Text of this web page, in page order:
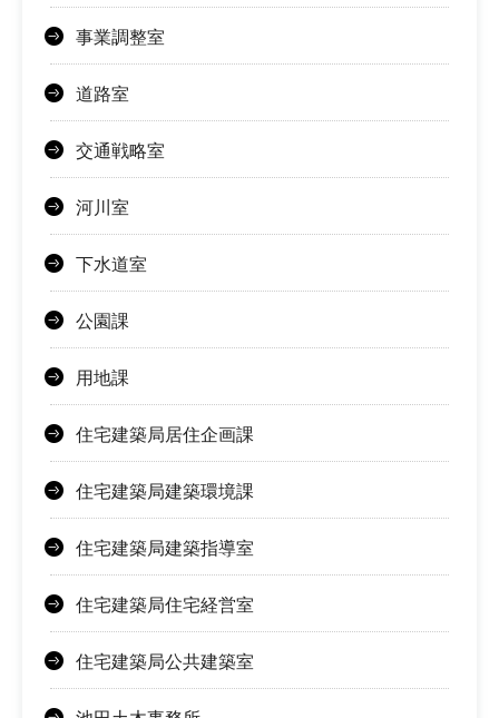
事業調整室
道路室
交通戦略室
河川室
下水道室
公園課
用地課
住宅建築局居住企画課
住宅建築局建築環境課
住宅建築局建築指導室
住宅建築局住宅経営室
住宅建築局公共建築室